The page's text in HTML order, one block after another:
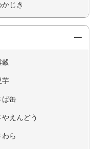
かじき
穀
芋
ば缶
やえんどう
わら